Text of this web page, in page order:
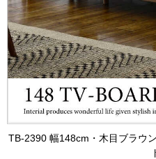
TB-2390 幅148cm・木目ブラウ